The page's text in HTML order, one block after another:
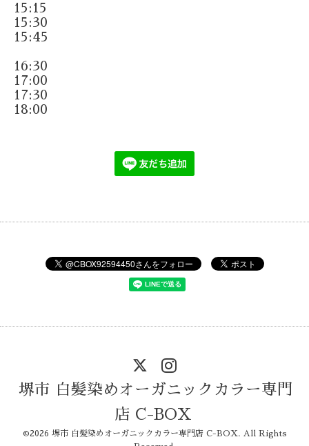
15:15
15:30
15:45
16:30
17:00
17:30
18:00
堺市 白髪染めオーガニックカラー専門
店 C-BOX
©2026 堺市 白髪染めオーガニックカラー専門店 C-BOX. All Rights